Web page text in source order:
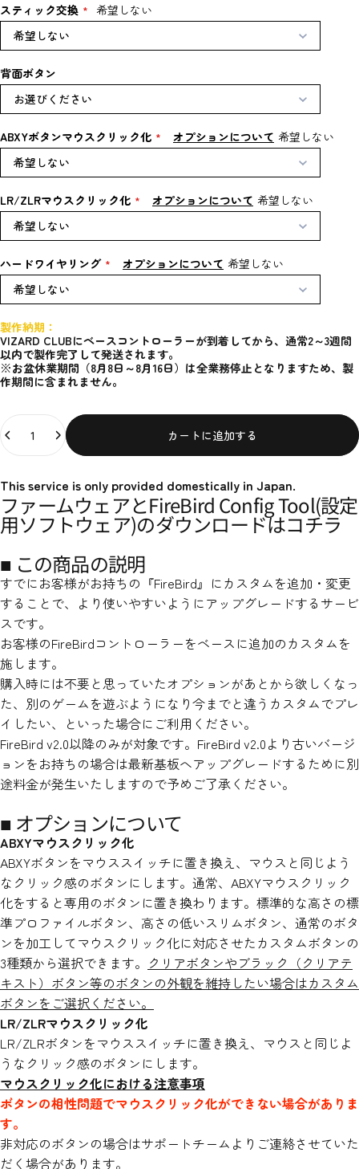
スティック交換
希望しない
希望しない
背面ボタン
お選びください
ABXYボタンマウスクリック化 オプションについて 希望しない
希望しない
LR/ZLRマウスクリック化 オプションについて 希望しない
希望しない
ハードワイヤリング オプションについて 希望しない
希望しない
製作納期：
VIZARD CLUBにベースコントローラーが到着してから、通常2～3週間
以内で製作完了して発送されます。
※お盆休業期間（8月8日～8月16日）は全業務停止となりますため、製
作期間に含まれません。
カートに追加する
This service is only provided domestically in Japan.
ファームウェアとFireBird Config Tool(設定
用ソフトウェア)のダウンロードはコチラ
■ この商品の説明
すでにお客様がお持ちの『FireBird』にカスタムを追加・変更
することで、より使いやすいようにアップグレードするサービ
スです。
お客様のFireBirdコントローラーをベースに追加のカスタムを
施します。
購入時には不要と思っていたオプションがあとから欲しくなっ
た、別のゲームを遊ぶようになり今までと違うカスタムでプレ
イしたい、といった場合にご利用ください。
FireBird v2.0以降のみが対象です。FireBird v2.0より古いバージ
ョンをお持ちの場合は最新基板へアップグレードするために別
途料金が発生いたしますので予めご了承ください。
■ オプションについて
ABXYマウスクリック化
ABXYボタンをマウススイッチに置き換え、マウスと同じよう
なクリック感のボタンにします。通常、ABXYマウスクリック
化をすると専用のボタンに置き換わります。標準的な高さの標
準プロファイルボタン、高さの低いスリムボタン、通常のボタ
ンを加工してマウスクリック化に対応させたカスタムボタンの
3種類から選択できます。 クリアボタンやブラック（クリアテ
キスト）ボタン等のボタンの外観を維持したい場合はカスタム
ボタンをご選択ください。
LR/ZLRマウスクリック化
LR/ZLRボタンをマウススイッチに置き換え、マウスと同じよ
うなクリック感のボタンにします。
マウスクリック化における注意事項
ボタンの相性問題でマウスクリック化ができない場合がありま
す。
非対応のボタンの場合はサポートチームよりご連絡させていた
だく場合があります。